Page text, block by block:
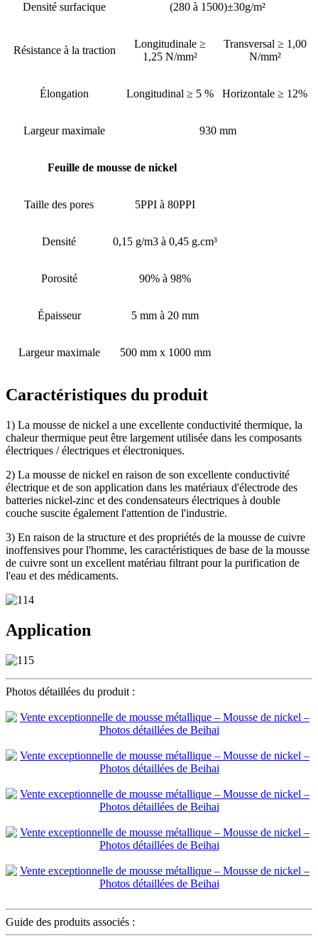
Densité surfacique (280 à 1500)±30g/m²
Résistance à la traction
Longitudinale ≥
1,25 N/mm²
Transversal ≥ 1,00
N/mm²
Élongation Longitudinal ≥ 5 % Horizontale ≥ 12%
Largeur maximale 930 mm
Feuille de mousse de nickel
Taille des pores 5PPI à 80PPI
Densité 0,15 g/m3 à 0,45 g.cm³
Porosité 90% à 98%
Épaisseur 5 mm à 20 mm
Largeur maximale 500 mm x 1000 mm
Caractéristiques du produit
1) La mousse de nickel a une excellente conductivité thermique, la
chaleur thermique peut être largement utilisée dans les composants
électriques / électriques et électroniques.
2) La mousse de nickel en raison de son excellente conductivité
électrique et de son application dans les matériaux d'électrode des
batteries nickel-zinc et des condensateurs électriques à double
couche suscite également l'attention de l'industrie.
3) En raison de la structure et des propriétés de la mousse de cuivre
inoffensives pour l'homme, les caractéristiques de base de la mousse
de cuivre sont un excellent matériau filtrant pour la purification de
l'eau et des médicaments.
Application
Photos détaillées du produit :
Guide des produits associés :